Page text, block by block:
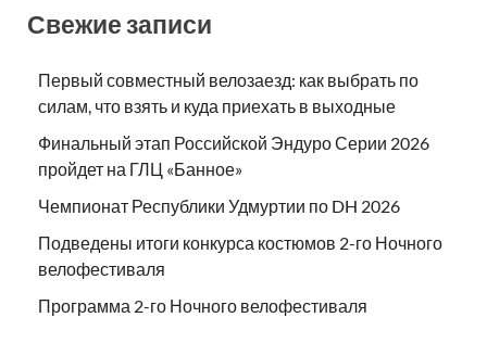
Свежие записи
Первый совместный велозаезд: как выбрать по
силам, что взять и куда приехать в выходные
Финальный этап Российской Эндуро Серии 2026
пройдет на ГЛЦ «Банное»
Чемпионат Республики Удмуртии по DH 2026
Подведены итоги конкурса костюмов 2-го Ночного
велофестиваля
Программа 2-го Ночного велофестиваля